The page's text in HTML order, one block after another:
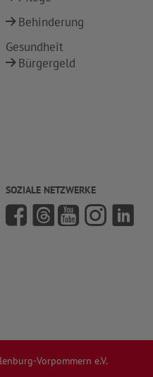
Behinderung
Gesundheit
Bürgergeld
SOZIALE NETZWERKE
Vorpommern e.V.